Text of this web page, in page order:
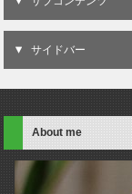
サイドバー
About me